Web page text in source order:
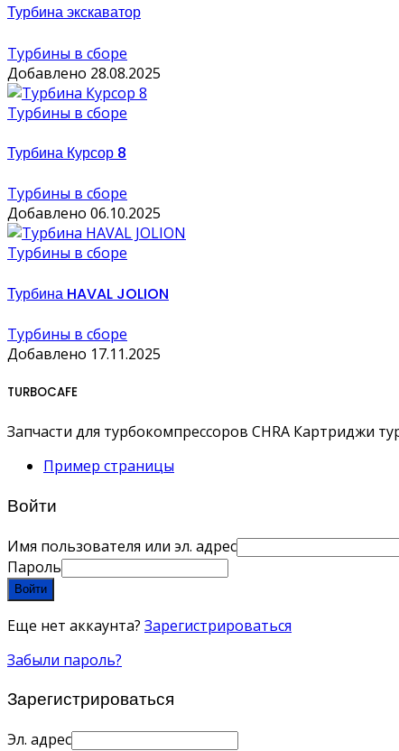
Турбина экскаватор
Турбины в сборе
Добавлено 28.08.2025
Турбины в сборе
Турбина Курсор 8
Турбины в сборе
Добавлено 06.10.2025
Турбины в сборе
Турбина HAVAL JOLION
Турбины в сборе
Добавлено 17.11.2025
TURBOCAFE
Запчасти для турбокомпрессоров CHRA Картриджи
Пример страницы
Войти
Имя пользователя или эл. адрес
Пароль
Войти
Еще нет аккаунта? Зарегистрироваться
Забыли пароль?
Зарегистрироваться
Эл. адрес